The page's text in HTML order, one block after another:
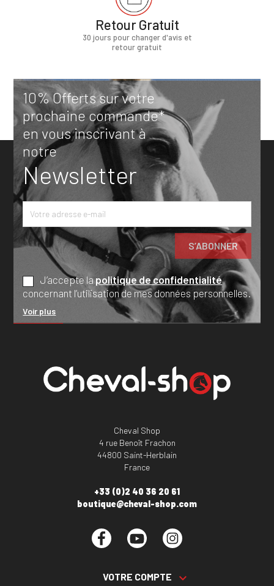
Retour Gratuit
30 jours pour changer d'avis et
retour gratuit
10% Offerts sur votre
prochaine commande*
en vous inscrivant à
notre
Newsletter
J’accepte lapolitique de confidentialité
concernant l’utilisation de mes données personnelles.
Voir plus
Cheval Shop
4 rue Benoît Frachon
44800 Saint-Herblain
France
+33 (0)2 40 36 20 61
boutique@cheval-shop.com
Facebook YouTube
VOTRE COMPTE 